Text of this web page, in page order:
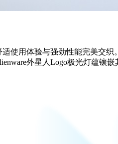
使用体验与强劲性能完美交
外星人Logo极光灯蕴镶嵌